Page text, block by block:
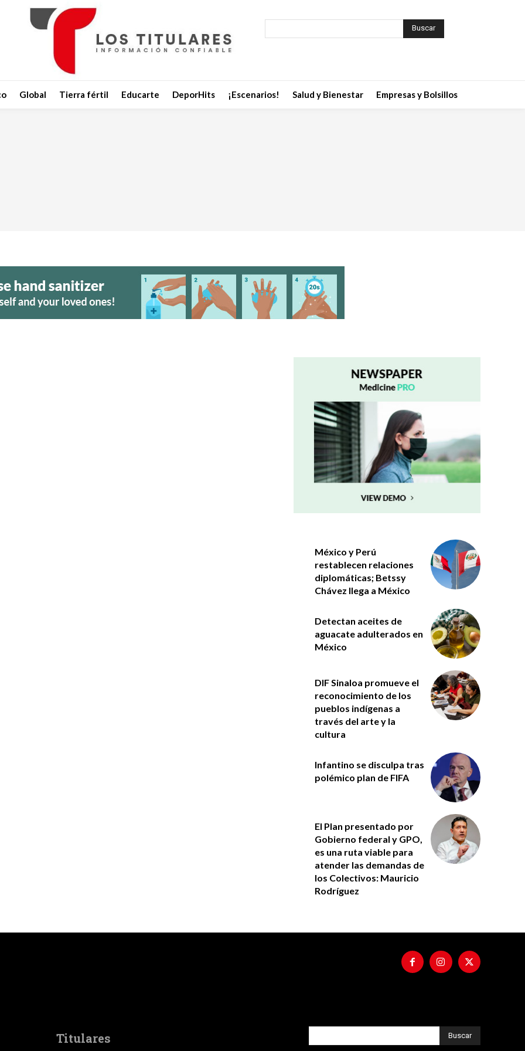
Buscar
Global Tierra fértil Educarte DeporHits ¡Escenarios! Salud y Bienestar Empresas y Bolsillos
México y Perú
restablecen relaciones
diplomáticas; Betssy
Chávez llega a México
Detectan aceites de
aguacate adulterados en
México
DIF Sinaloa promueve el
reconocimiento de los
pueblos indígenas a
través del arte y la
cultura
Infantino se disculpa tras
polémico plan de FIFA
El Plan presentado por
Gobierno federal y GPO,
es una ruta viable para
atender las demandas de
los Colectivos: Mauricio
Rodríguez
Titulares Buscar